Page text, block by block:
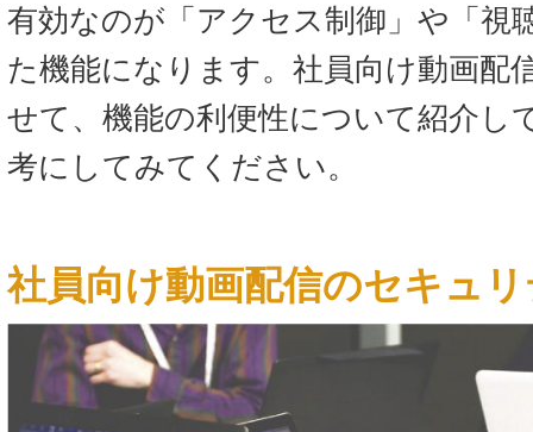
有効なのが「アクセス制御」や「視
た機能になります。社員向け動画配
せて、機能の利便性について紹介し
考にしてみてください。
社員向け動画配信のセキュ